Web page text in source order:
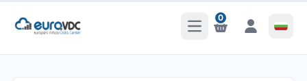
Отваряне на главното
Известия
0
Известия